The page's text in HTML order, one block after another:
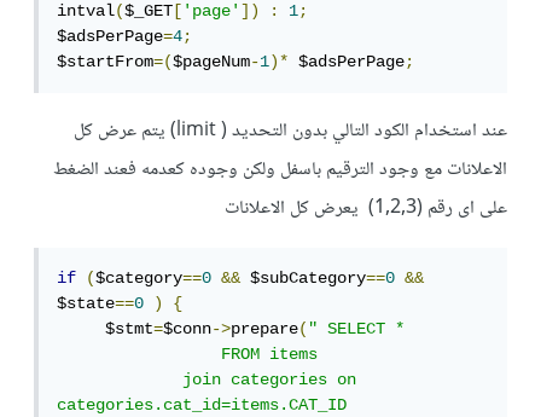
intval($_GET ['page']) : 1;
$adsPerPage=4;
$startFrom=($pageNum-1)* $adsPerPage;
عند استخدام الكود التالي بدون التحديد ( limit) يتم عرض كل
الاعلانات مع وجود الترقيم باسفل ولكن وجوده كعدمه فعند الضغط
على اى رقم (1,2,3) يعرض كل الاعلانات
if ($category==0 && $subCategory==0
&&
$state==0 )
{
$stmt=$conn->prepare(" SELECT *
FROM items
join categories on
categories.cat_id=items.CAT_ID